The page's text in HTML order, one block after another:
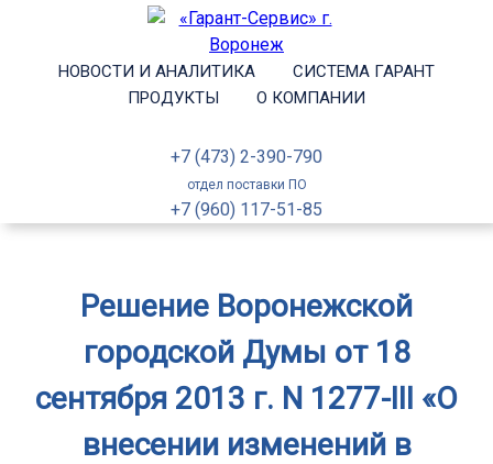
НОВОСТИ И АНАЛИТИКА
СИСТЕМА ГАРАНТ
ПРОДУКТЫ
О КОМПАНИИ
+7 (473) 2-390-790
отдел поставки ПО
+7 (960) 117-51-85
Решение Воронежской
городской Думы от 18
сентября 2013 г. N 1277-III «О
внесении изменений в